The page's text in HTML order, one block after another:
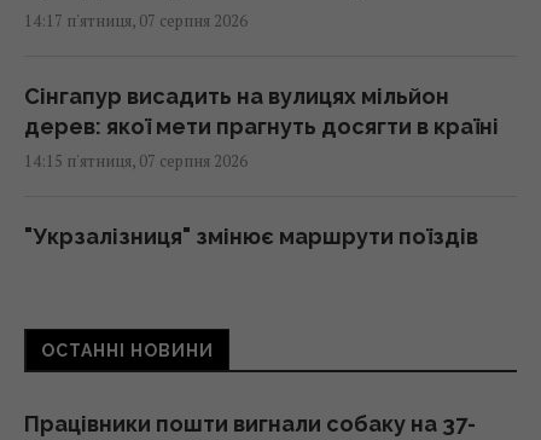
14:17 п'ятниця, 07 серпня 2026
Сінгапур висадить на вулицях мільйон
дерев: якої мети прагнуть досягти в країні
14:15 п'ятниця, 07 серпня 2026
"Укрзалізниця" змінює маршрути поїздів
14:14 п'ятниця, 07 серпня 2026
ОСТАННІ НОВИНИ
Працівники пошти вигнали собаку на 37-